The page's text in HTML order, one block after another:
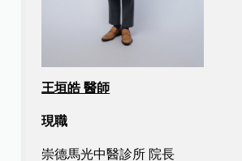
王垣皓 醫師
現職
崇德馬光中醫診所 院長